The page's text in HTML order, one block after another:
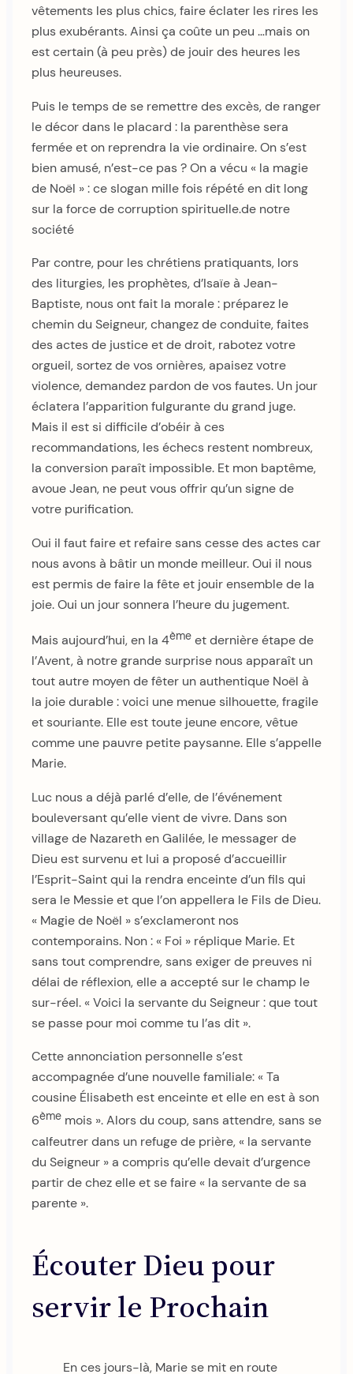
vêtements les plus chics, faire éclater les rires les
plus exubérants. Ainsi ça coûte un peu …mais on
est certain (à peu près) de jouir des heures les
plus heureuses.
Puis le temps de se remettre des excès, de ranger
le décor dans le placard : la parenthèse sera
fermée et on reprendra la vie ordinaire. On s’est
bien amusé, n’est-ce pas ? On a vécu « la magie
de Noël » : ce slogan mille fois répété en dit long
sur la force de corruption spirituelle.de notre
société
Par contre, pour les chrétiens pratiquants, lors
des liturgies, les prophètes, d’Isaïe à Jean-
Baptiste, nous ont fait la morale : préparez le
chemin du Seigneur, changez de conduite, faites
des actes de justice et de droit, rabotez votre
orgueil, sortez de vos ornières, apaisez votre
violence, demandez pardon de vos fautes. Un jour
éclatera l’apparition fulgurante du grand juge.
Mais il est si difficile d’obéir à ces
recommandations, les échecs restent nombreux,
la conversion paraît impossible. Et mon baptême,
avoue Jean, ne peut vous offrir qu’un signe de
votre purification.
Oui il faut faire et refaire sans cesse des actes car
nous avons à bâtir un monde meilleur. Oui il nous
est permis de faire la fête et jouir ensemble de la
joie. Oui un jour sonnera l’heure du jugement.
Mais aujourd’hui, en la 4ème et dernière étape de
l’Avent, à notre grande surprise nous apparaît un
tout autre moyen de fêter un authentique Noël à
la joie durable : voici une menue silhouette, fragile
et souriante. Elle est toute jeune encore, vêtue
comme une pauvre petite paysanne. Elle s’appelle
Marie.
Luc nous a déjà parlé d’elle, de l’événement
bouleversant qu’elle vient de vivre. Dans son
village de Nazareth en Galilée, le messager de
Dieu est survenu et lui a proposé d’accueillir
l’Esprit-Saint qui la rendra enceinte d’un fils qui
sera le Messie et que l’on appellera le Fils de Dieu.
« Magie de Noël » s’exclameront nos
contemporains. Non : « Foi » réplique Marie. Et
sans tout comprendre, sans exiger de preuves ni
délai de réflexion, elle a accepté sur le champ le
sur-réel. « Voici la servante du Seigneur : que tout
se passe pour moi comme tu l’as dit ».
Cette annonciation personnelle s’est
accompagnée d’une nouvelle familiale: « Ta
cousine Élisabeth est enceinte et elle en est à son
6ème mois ». Alors du coup, sans attendre, sans se
calfeutrer dans un refuge de prière, « la servante
du Seigneur » a compris qu’elle devait d’urgence
partir de chez elle et se faire « la servante de sa
parente ».
Écouter Dieu pour
servir le Prochain
En ces jours-là, Marie se mit en route